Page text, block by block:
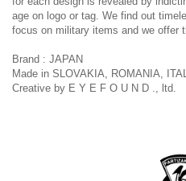
age on logo or tag. We find out
focus on military items and we offer
Brand : JAPAN
Made in SLOVAKIA, ROMANIA,
Creative by E Y E F O U N D ., ltd.